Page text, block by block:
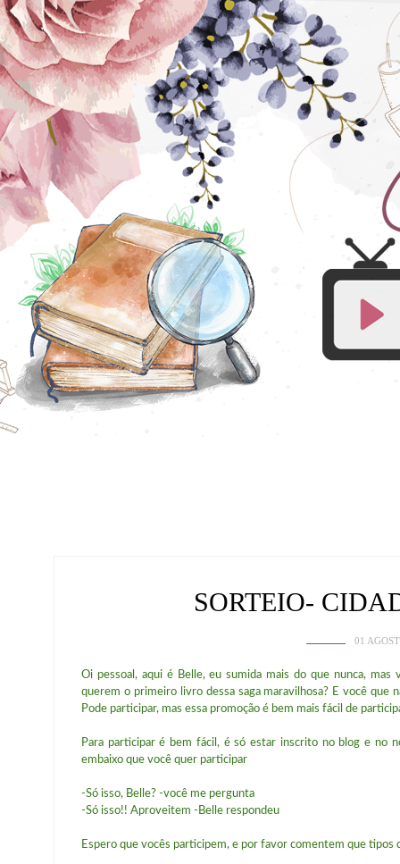
SORTEIO-
01
Oi pessoal, aqui é Belle, eu sumida mais do que nunca,
querem o primeiro livro dessa saga maravilhosa? E você que
Pode participar, mas essa promoção é bem mais fácil de
Para participar é bem fácil, é só estar inscrito no blog e no
embaixo que você quer participar
-Só isso, Belle? -você me pergunta
-Só isso!! Aproveitem -Belle respondeu
Espero que vocês participem, e por favor comentem que tipos